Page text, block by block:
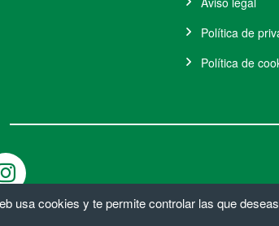
Política de
Política de
usa cookies y te permite controlar las que